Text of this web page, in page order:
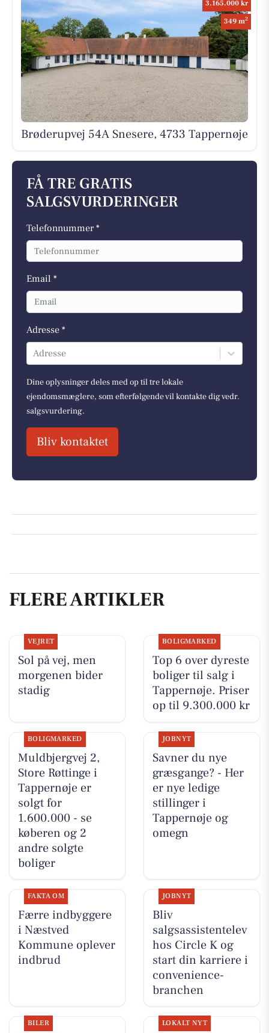
3.165.000 kr
349 m2
Brøderupvej 54A Snesere, 4733 Tappernøje
FÅ TRE GRATIS
SALGSVURDERINGER
Telefonnummer *
Email *
Adresse *
Adresse
Dine oplysninger deles med op til tre lokale
ejendomsmæglere, som efterfølgende vil kontakte dig vedr.
salgsvurdering.
Bliv kontaktet
FLERE ARTIKLER
VEJRET
Sol på vej, men
morgenen bider
stadig
BOLIGMARKED
Top 6 over dyreste
boliger til salg i
Tappernøje. Priser
op til 9.300.000 kr
BOLIGMARKED
Muldbjergvej 2,
Store Røttinge i
Tappernøje er
solgt for
1.600.000 - se
køberen og 2
andre solgte
boliger
JOBNYT
Savner du nye
græsgange? - Her
er nye ledige
stillinger i
Tappernøje og
omegn
FAKTA OM
Færre indbyggere
i Næstved
Kommune oplever
indbrud
JOBNYT
Bliv
salgsassistentelev
hos Circle K og
start din karriere i
convenience-
branchen
BILER LOKALT NYT